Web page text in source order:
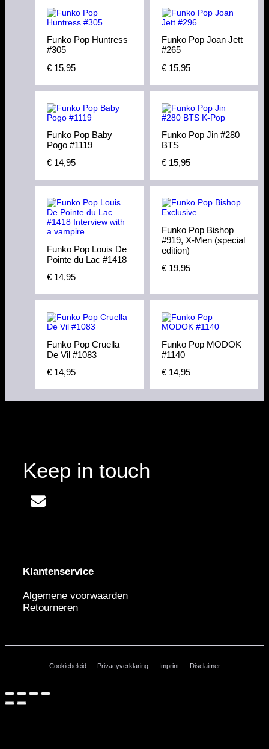
Funko Pop Huntress
#305
€ 15,95
Funko Pop Joan Jett
#265
€ 15,95
Funko Pop Baby
Pogo #1119
€ 14,95
Funko Pop Jin #280
BTS
€ 15,95
Funko Pop Louis De
Pointe du Lac #1418
€ 14,95
Funko Pop Bishop
#919, X-Men (special
edition)
€ 19,95
Funko Pop Cruella
De Vil #1083
€ 14,95
Funko Pop MODOK
#1140
€ 14,95
Keep in touch
Klantenservice
Algemene voorwaarden
Retourneren
Cookiebeleid Privacyverklaring Imprint Disclaimer